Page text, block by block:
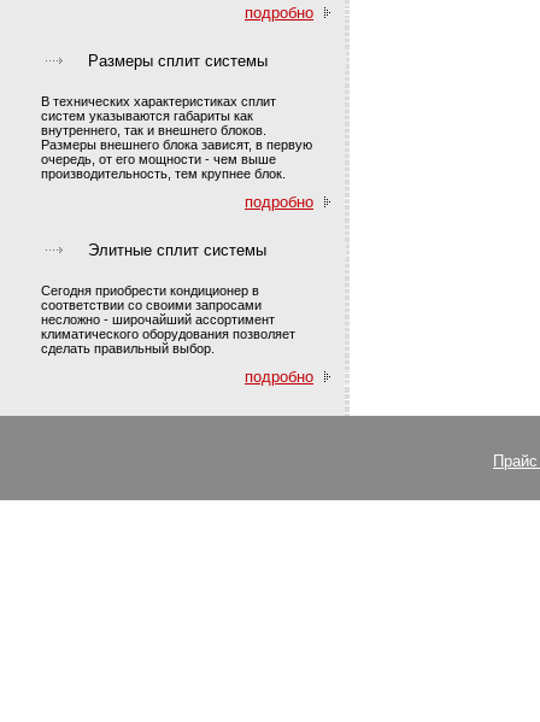
подробно
Размеры сплит системы
В технических характеристиках сплит
систем указываются габариты как
внутреннего, так и внешнего блоков.
Размеры внешнего блока зависят, в первую
очередь, от его мощности - чем выше
производительность, тем крупнее блок.
подробно
Элитные сплит системы
Сегодня приобрести кондиционер в
соответствии со своими запросами
несложно - широчайший ассортимент
климатического оборудования позволяет
сделать правильный выбор.
подробно